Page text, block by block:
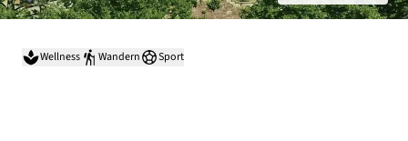
Wellness Wandern Sport